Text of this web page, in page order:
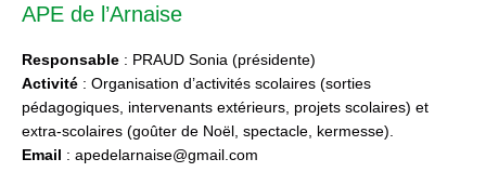
APE de l’Arnaise
Responsable : PRAUD Sonia (présidente)
Activité : Organisation d’activités scolaires (sorties
pédagogiques, intervenants extérieurs, projets scolaires) et
extra-scolaires (goûter de Noël, spectacle, kermesse).
Email : apedelarnaise@gmail.com